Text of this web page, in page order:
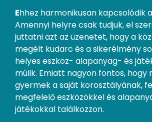
Ehhez harmonikusan kapcsolódik
Amennyi helyre csak tudjuk, el
juttatni azt az üzenetet, hogy a
megélt kudarc és a sikerélmény
helyes eszköz- alapanyag- és
múlik. Emiatt nagyon fontos, hogy
gyermek a saját korosztályának,
megfelelő eszközökkel és
játékokkal találkozzon.